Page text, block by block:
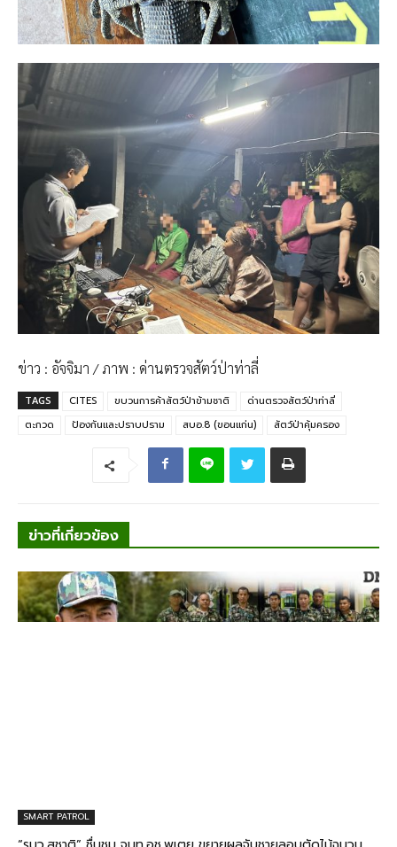
ข่าว : อัจจิมา / ภาพ : ด่านตรวจสัตว์ป่าท่าลี่
TAGS CITES ขบวนการค้าสัตว์ป่าข้ามชาติ
ด่านตรวจสัตว์ป่าท่าลี่
ตะกวด
ป้องกันและปราบปราม สบอ.8 (ขอนแก่น) สัตว์ป่าคุ้มครอง
ข่าวที่เกี่ยวข้อง
SMART PATROL